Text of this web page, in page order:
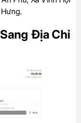
Địa Chỉ